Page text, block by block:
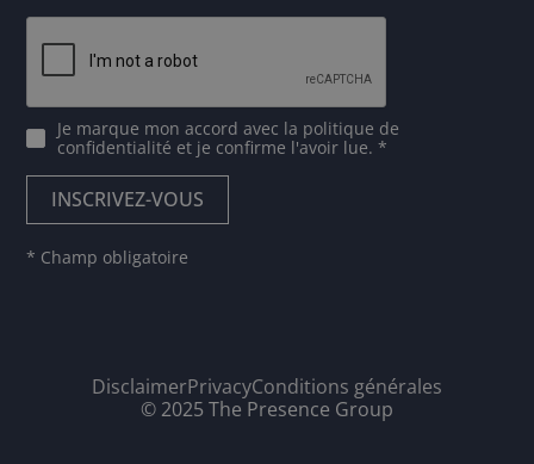
Je marque mon accord avec la politique de
confidentialité et je confirme l'avoir lue. *
* Champ obligatoire
DisclaimerPrivacyConditions générales
© 2025 The Presence Group